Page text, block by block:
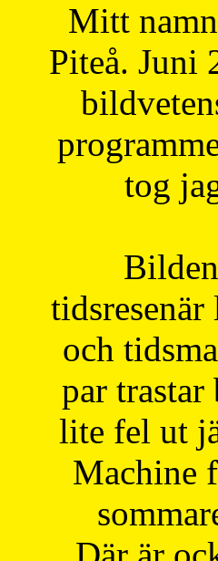
Mitt
Piteå. Juni
tog
tidsresenär
och
par
lite fel ut
Machine